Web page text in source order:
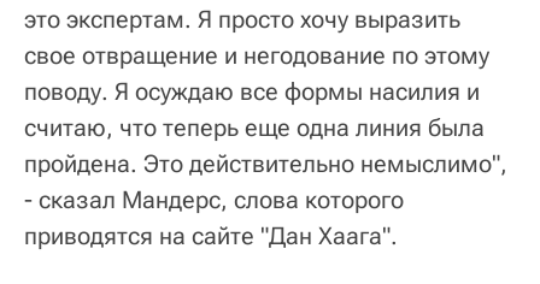
это экспертам. Я просто хочу выразить
свое отвращение и негодование по этому
поводу. Я осуждаю все формы насилия и
считаю, что теперь еще одна линия была
пройдена. Это действительно немыслимо",
- сказал Мандерс, слова которого
приводятся на сайте "Дан Хаага".